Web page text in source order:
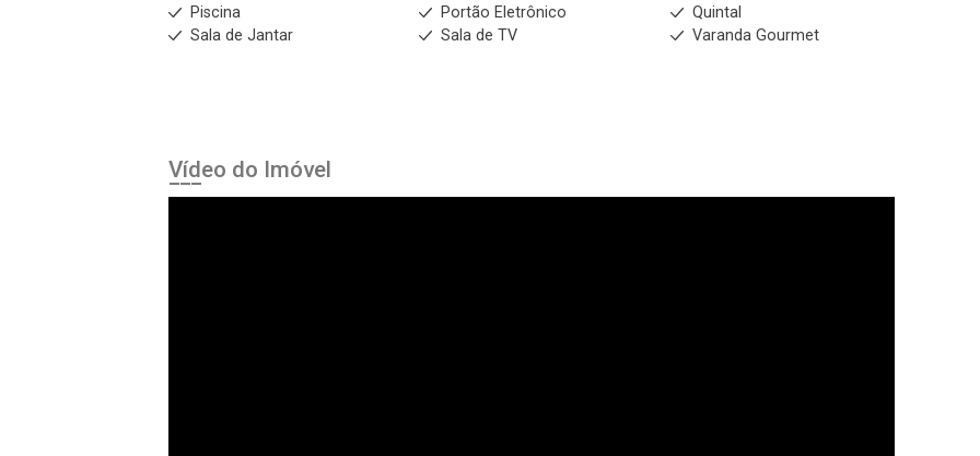
Piscina
Portão Eletrônico
Quintal
Sala de Jantar
Sala de TV Varanda Gourmet
Vídeo do Imóvel